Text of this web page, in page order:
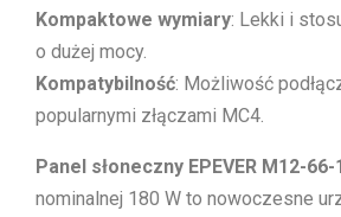
Kompaktowe wymiary: Lekki i
o dużej mocy.
Kompatybilność: Możliwość
popularnymi złączami MC4.
Panel słoneczny EPEVER M12-66-
nominalnej 180 W to nowoczesne